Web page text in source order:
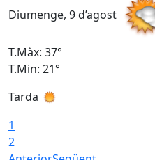
Diumenge, 9 d’agost
T.Màx: 37°
T.Min: 21°
Tarda
1
2